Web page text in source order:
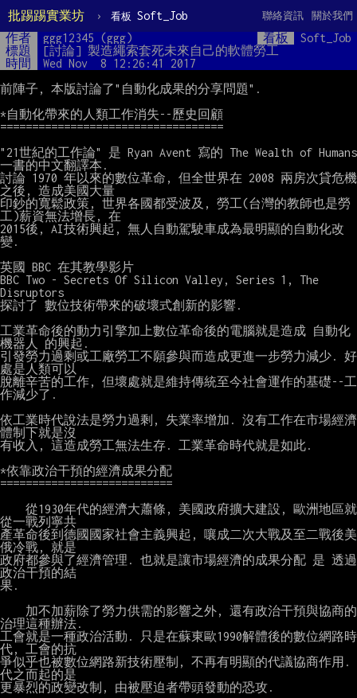
批踢踢實業坊 › 看板 Soft_Job 關於我們
聯絡資訊
作者 ggg12345 (ggg) 看板
Soft_Job
標題
[討論] 製造繩索套死未來自己的軟體勞工
時間
Wed Nov  8 12:26:41 2017
前陣子, 本版討論了"自動化成果的分享問題".
*自動化帶來的人類工作消失--歷史回顧
===================================
"21世紀的工作論" 是 Ryan Avent 寫的 The Wealth of Humans
一書的中文翻譯本.
討論 1970 年以來的數位革命, 但全世界在 2008 兩房次貸危機
之後, 造成美國大量
印鈔的寬鬆政策, 世界各國都受波及, 勞工(台灣的教師也是勞
工)薪資無法增長, 在
2015後, AI技術興起, 無人自動駕駛車成為最明顯的自動化改
變.
英國 BBC 在其教學影片
BBC Two - Secrets Of Silicon Valley, Series 1, The
Disruptors
探討了 數位技術帶來的破壞式創新的影響.
工業革命後的動力引擎加上數位革命後的電腦就是造成 自動化
機器人 的興起.
引發勞力過剩或工廠勞工不願參與而造成更進一步勞力減少. 好
處是人類可以
脫離辛苦的工作, 但壞處就是維持傳統至今社會運作的基礎--工
作減少了.
依工業時代說法是勞力過剩, 失業率增加. 沒有工作在市場經濟
體制下就是沒
有收入, 這造成勞工無法生存. 工業革命時代就是如此.
*依靠政治干預的經濟成果分配
===========================
從一戰列寧共
產革命後到德國國家社會主義興起, 嚷成二次大戰及至二戰後美
俄冷戰, 就是
政府都參與了經濟管理. 也就是讓市場經濟的成果分配 是 透過
政治干預的結
果.
治理這種辦法.
工會就是一種政治活動. 只是在蘇東歐1990解體後的數位網路時
代, 工會的抗
爭似乎也被數位網路新技術壓制, 不再有明顯的代議協商作用.
代之而起的是
更暴烈的政變改制, 由被壓迫者帶頭發動的恐攻.